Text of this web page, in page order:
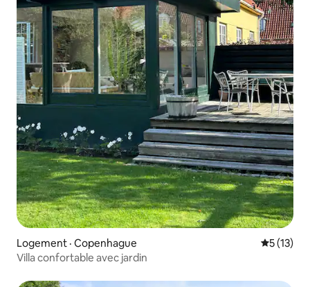
Logement · Copenhague Note
5 (13)
Villa confortable avec jardin